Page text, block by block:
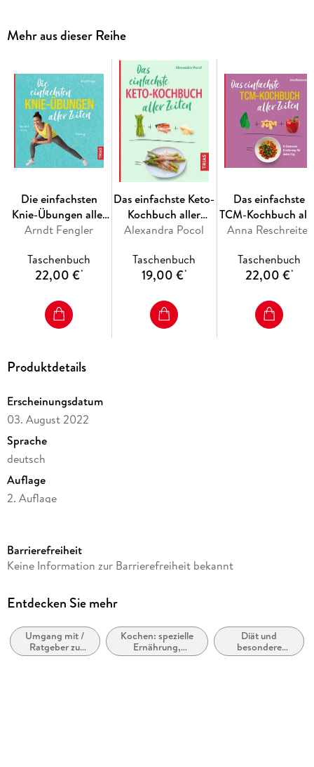
Sehen statt rechnen- über 1. 700 Fotos von Lebensmitteln,
Gerichten, Snacks und Getränken
Übersichtliches Farbsystem- für Kalorien, Kohlenhydrate,
BE, KHE, Fette und Eiweiß
Lebensmittel schnell getauscht - und flugs Kalorien gespart
Einfach Wunschgericht aussuchen, Nährwerte checken und
Portionsgröße auf einen Blick erfassen - fertig! Guten
Appetit!
Mehr aus dieser Reihe
Die einfachsten
Knie-Übungen aller
Zeiten
Arndt Fengler
Taschenbuch
22,00 €*
Das einfachste Keto-
Kochbuch aller
Zeiten
Alexandra Pocol
Taschenbuch
19,00 €*
Das einfachste
TCM-Kochbuch
Zeiten
Anna Reschreiter
Taschenbuch
22,00 €*
Produktdetails
Erscheinungsdatum
03. August 2022
Sprache
deutsch
Auflage
2. Auflage
Reihe
Autor/Autorin
Verlag/Hersteller
Trias
Barrierefreiheit
Keine Information zur Barrierefreiheit bekannt
Entdecken Sie mehr
Umgang mit /
Ratgeber zu
Diabetes
Kochen: spezielle
Ernährung,
Unverträglichkeiten
Diät und
besondere
Ernährung